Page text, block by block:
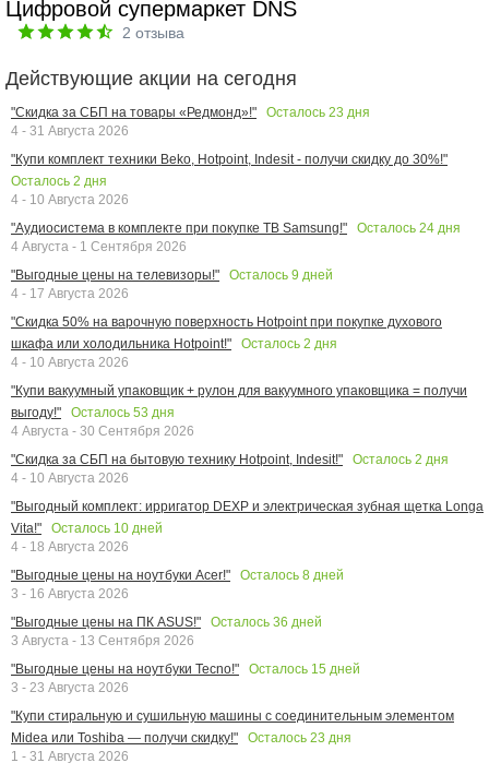
Цифровой супермаркет DNS
2 отзыва
Действующие акции на сегодня
"Скидка за СБП на товары «Редмонд»!" Осталось 23 дня
4 - 31 Августа 2026
"Купи комплект техники Beko, Hotpoint, Indesit - получи скидку до 30%!"
Осталось 2 дня
4 - 10 Августа 2026
"Аудиосистема в комплекте при покупке ТВ Samsung!"
Осталось 24 дня
4 Августа - 1 Сентября 2026
"Выгодные цены на телевизоры!"
Осталось 9 дней
4 - 17 Августа 2026
"Скидка 50% на варочную поверхность Hotpoint при покупке духового
шкафа или холодильника Hotpoint!"
Осталось 2 дня
4 - 10 Августа 2026
"Купи вакуумный упаковщик + рулон для вакуумного упаковщика = получи
выгоду!"
Осталось 53 дня
4 Августа - 30 Сентября 2026
"Скидка за СБП на бытовую технику Hotpoint, Indesit!"
Осталось 2 дня
4 - 10 Августа 2026
"Выгодный комплект: ирригатор DEXP и электрическая зубная щетка Longa
Vita!"
Осталось 10 дней
4 - 18 Августа 2026
"Выгодные цены на ноутбуки Acer!"
Осталось 8 дней
3 - 16 Августа 2026
"Выгодные цены на ПК ASUS!"
Осталось 36 дней
3 Августа - 13 Сентября 2026
"Выгодные цены на ноутбуки Tecno!"
Осталось 15 дней
3 - 23 Августа 2026
"Купи стиральную и сушильную машины с соединительным элементом
Midea или Toshiba — получи скидку!"
Осталось 23 дня
1 - 31 Августа 2026